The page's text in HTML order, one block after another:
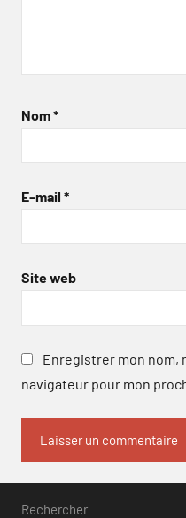
Nom*
E-mail *
Site web
Enregistrer mon nom,
navigateur pour mon
Rechercher